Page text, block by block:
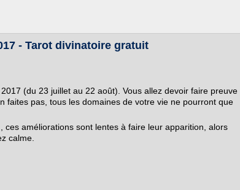
- Tarot divinatoire gratuit
(du 23 juillet au 22 août). Vous allez devoir faire preuve
faites pas, tous les domaines de votre vie ne pourront que
ces améliorations sont lentes à faire leur apparition, alors
calme.